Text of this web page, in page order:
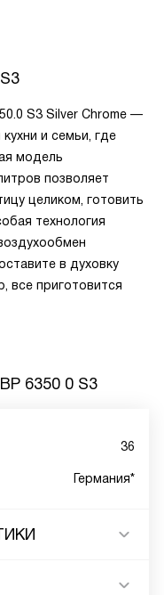
S3 Silver Chrome —
и семьи, где
модель
позволяет
целиком, готовить
технология
в духовку
все приготовится
6350 0 S3
36
Германия*